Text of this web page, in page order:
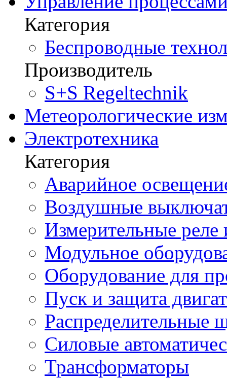
Категория
Беспроводные
Производитель
S+S Regeltechnik
Метеорологические
Электротехника
Категория
Аварийное
Воздушные
Измерительные реле
Модульное
Оборудование для
Пуск и защита
Распределительные
Силовые
Трансформаторы